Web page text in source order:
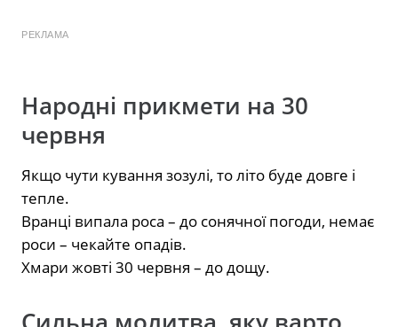
РЕКЛАМА
Народні прикмети на 30
червня
Якщо чути кування зозулі, то літо буде довге і
тепле.
Вранці випала роса – до сонячної погоди, немає
роси – чекайте опадів.
Хмари жовті 30 червня – до дощу.